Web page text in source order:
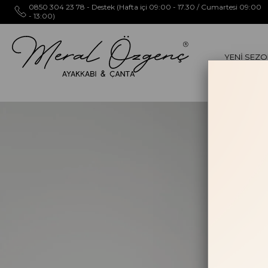
0850 304 23 78 - Destek (Hafta içi 09:00 - 17.30 / Cumartesi 09:00
- 13:00)
YENİ